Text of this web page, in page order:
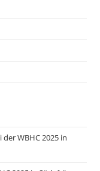
WBHC 2025 in